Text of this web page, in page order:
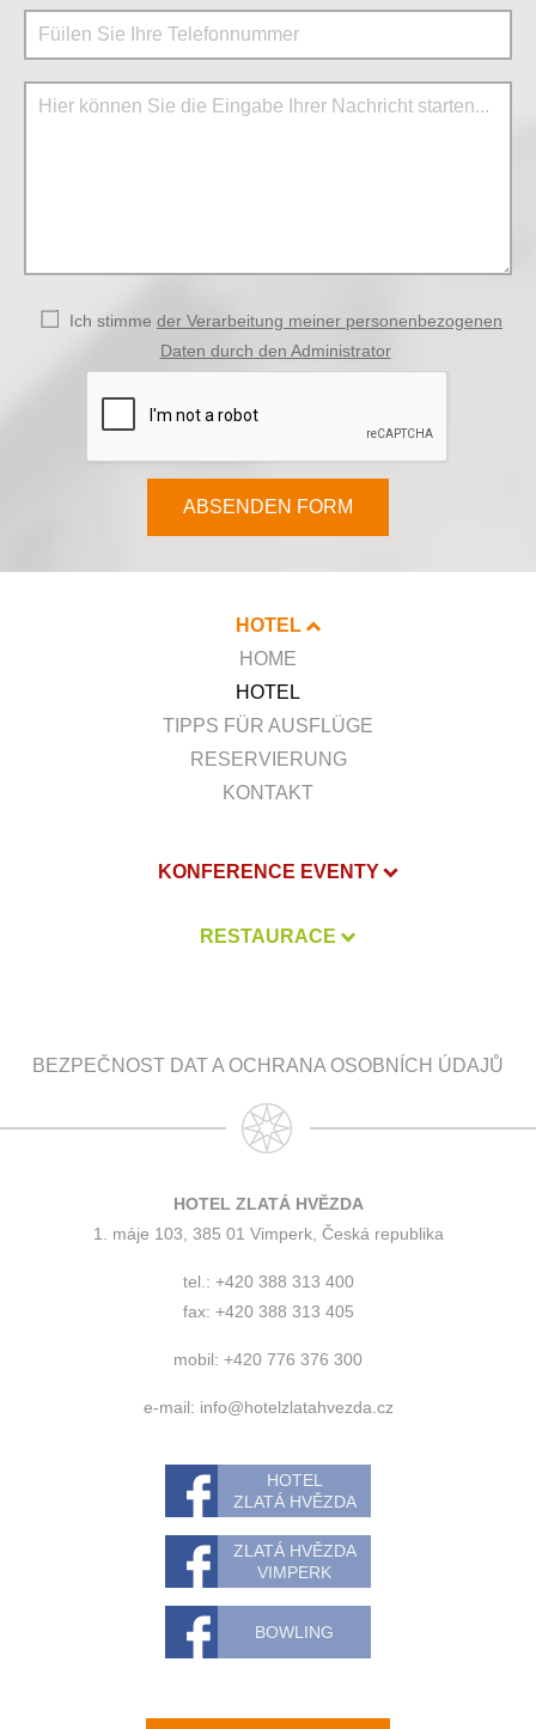
Ich stimme der Verarbeitung meiner personenbezogenen
Daten durch den Administrator
ABSENDEN FORM
HOTEL
HOME
HOTEL
TIPPS FÜR AUSFLÜGE
RESERVIERUNG
KONTAKT
KONFERENCE EVENTY
RESTAURACE
BEZPEČNOST DAT A OCHRANA OSOBNÍCH ÚDAJŮ
HOTEL ZLATÁ HVĚZDA
1. máje 103, 385 01 Vimperk, Česká republika
tel.: +420 388 313 400
fax: +420 388 313 405
mobil: +420 776 376 300
e-mail: info@hotelzlatahvezda.cz
HOTEL
ZLATÁ HVĚZDA
ZLATÁ HVĚZDA
VIMPERK
BOWLING